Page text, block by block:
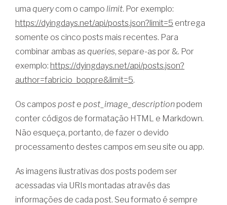
uma querycom o campo limit. Por exemplo:
https://dyingdays.net/api/posts.json?limit=5 entrega
somente os cinco posts mais recentes. Para
combinar ambas as queries, separe-as por &. Por
exemplo: https://dyingdays.net/api/posts.json?
author=fabricio_boppre&limit=5.
Os campos post e post_image_descriptionpodem
conter códigos de formatação HTML e Markdown.
Não esqueça, portanto, de fazer o devido
processamento destes campos em seu site ou app.
As imagens ilustrativas dos posts podem ser
acessadas via URIs montadas através das
informações de cada post. Seu formato é sempre